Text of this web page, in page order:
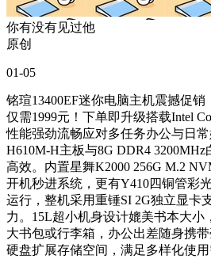
你有没有见过他
原创
01-05
铭瑄13400EF迷你电脑主机震撼促销
仅需1999元！下单即升级搭载Intel
性能强劲流畅应对多任务办公与日
H610M-H主板与8G DDR4
高效。内置星舞K2000 256G M.2
开机秒进系统，更有Y410四铜管彩
运行，整机采用重锤SI 2G独立显卡
力。15L超小机身设计媲美书本大小
大书包或行李箱，办公出差随身携
硬盘扩展存储空间，满足多样化使